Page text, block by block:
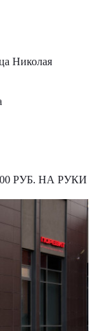
Николая
РУБ. НА РУКИ